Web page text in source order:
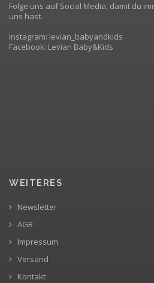
Folge uns auf Social Media, damit du
uns hast.
Instagram: levian_babyandkids
Facebook: Levian Baby&Kids
WEITERES
Newsletter
AGB
Impressum
Versand
Kontakt